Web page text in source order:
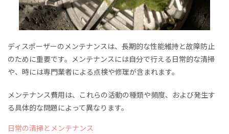
ディスポーザーのメンテナンスは、長期的な性能維持と故障防止
のために重要です。メンテナンスには自分で行える日常的な清掃
や、時には専門業者による点検や修理が含まれます。
メンテナンス費用は、これらの活動の種類や頻度、および発生す
る具体的な問題によって異なります。
日常の清掃とメンテナンス